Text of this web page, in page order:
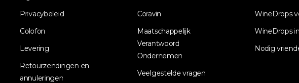
Privacybeleid
Colofon
Levering
Retourzendingen en
annuleringen
Coravin
Maatschappelijk
Verantwoord
Ondernemen
Veelgestelde vragen
WineDrops
WineDrops
Nodig